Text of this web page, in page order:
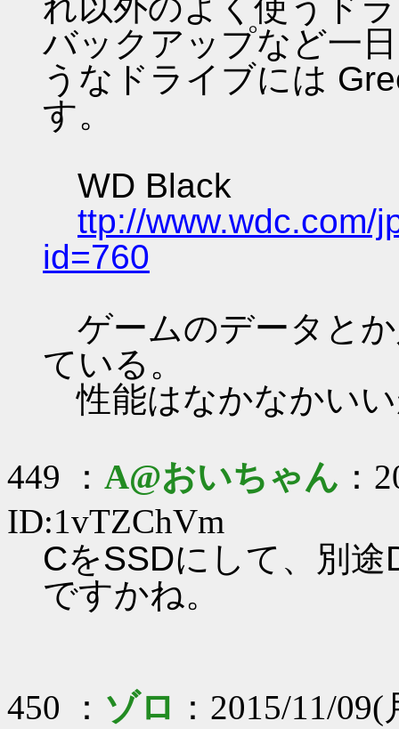
れ以外のよく使うド
バックアップなど一
うなドライブには
す。
WD Black
ttp://www.wdc.com/
id=760
ゲームのデータと
ている。
性能はなかなかい
449 ： A@おいちゃん ：
ID:1vTZChVm
CをSSDにして、別
ですかね。
450 ： ゾロ ：2015/11/